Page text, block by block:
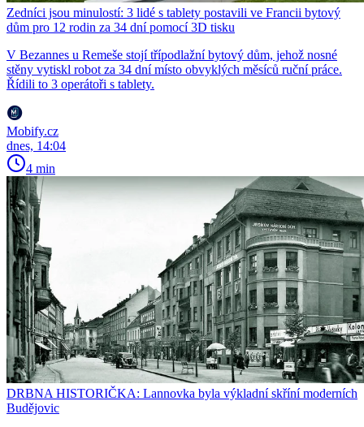
Zedníci jsou minulostí: 3 lidé s tablety postavili ve Francii bytový
dům pro 12 rodin za 34 dní pomocí 3D tisku
V Bezannes u Remeše stojí třípodlažní bytový dům, jehož nosné
stěny vytiskl robot za 34 dní místo obvyklých měsíců ruční práce.
Řídili to 3 operátoři s tablety.
Mobify.cz
dnes, 14:04
4 min
DRBNA HISTORIČKA: Lannovka byla výkladní skříní moderních
Budějovic